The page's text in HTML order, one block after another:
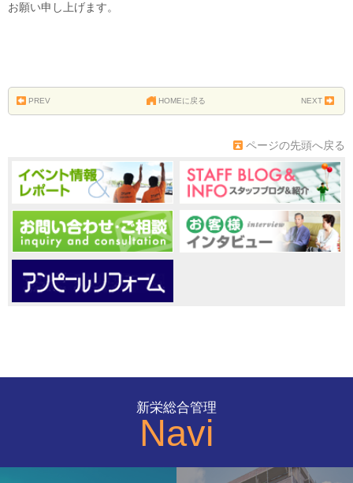
お願い申し上げます。
PREV HOMEに戻る NEXT
ページの先頭へ戻る
新栄総合管理
Navi